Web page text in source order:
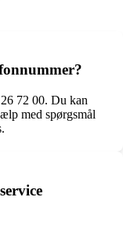
72 00. Du kan
med spørgsmål